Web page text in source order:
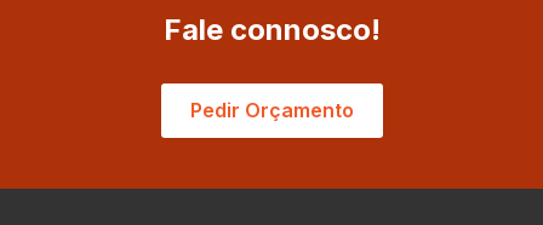
Fale connosco!
Pedir Orçamento